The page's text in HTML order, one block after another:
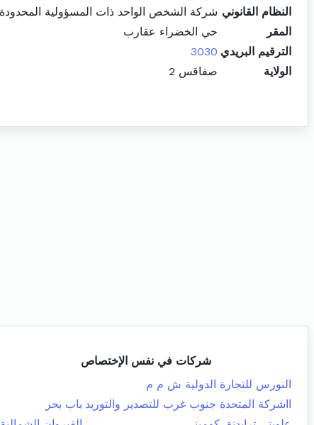
النظام القانوني شركة الشخص الواحد ذات المسؤولية المحدودة
المقر
حي الخضراء عقارب
الترقيم البريدي 3030
الولاية
صفاقس 2
شركات في نفس الإختصاص
النورس للتجارة الدولية ش م م
ااشركة المتحدة جنوب غرب للتصدير والتوريد باب بحر